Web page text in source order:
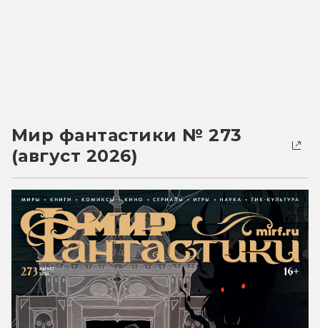
Мир фантастики № 273
(август 2026)